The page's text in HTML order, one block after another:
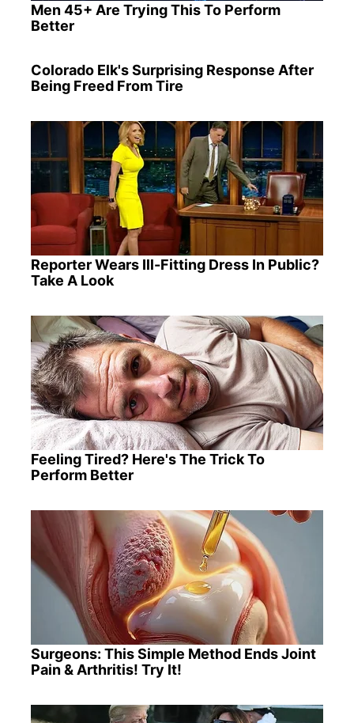
Men 45+ Are Trying This To Perform
Better
Colorado Elk's Surprising Response After
Being Freed From Tire
Reporter Wears Ill-Fitting Dress In Public?
Take A Look
Feeling Tired? Here's The Trick To
Perform Better
Surgeons: This Simple Method Ends Joint
Pain & Arthritis! Try It!